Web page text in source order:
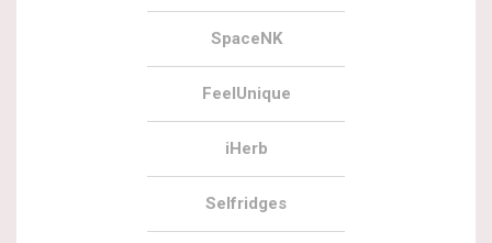
SpaceNK
FeelUnique
iHerb
Selfridges